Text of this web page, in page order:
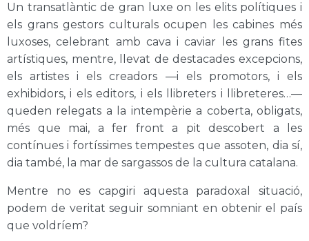
Un transatlàntic de gran luxe on les elits polítiques i
els grans gestors culturals ocupen les cabines més
luxoses, celebrant amb cava i caviar les grans fites
artístiques, mentre, llevat de destacades excepcions,
els artistes i els creadors —i els promotors, i els
exhibidors, i els editors, i els llibreters i llibreteres…—
queden relegats a la intempèrie a coberta, obligats,
més que mai, a fer front a pit descobert a les
contínues i fortíssimes tempestes que assoten, dia sí,
dia també, la mar de sargassos de la cultura catalana.
Mentre no es capgiri aquesta paradoxal situació,
podem de veritat seguir somniant en obtenir el país
que voldríem?